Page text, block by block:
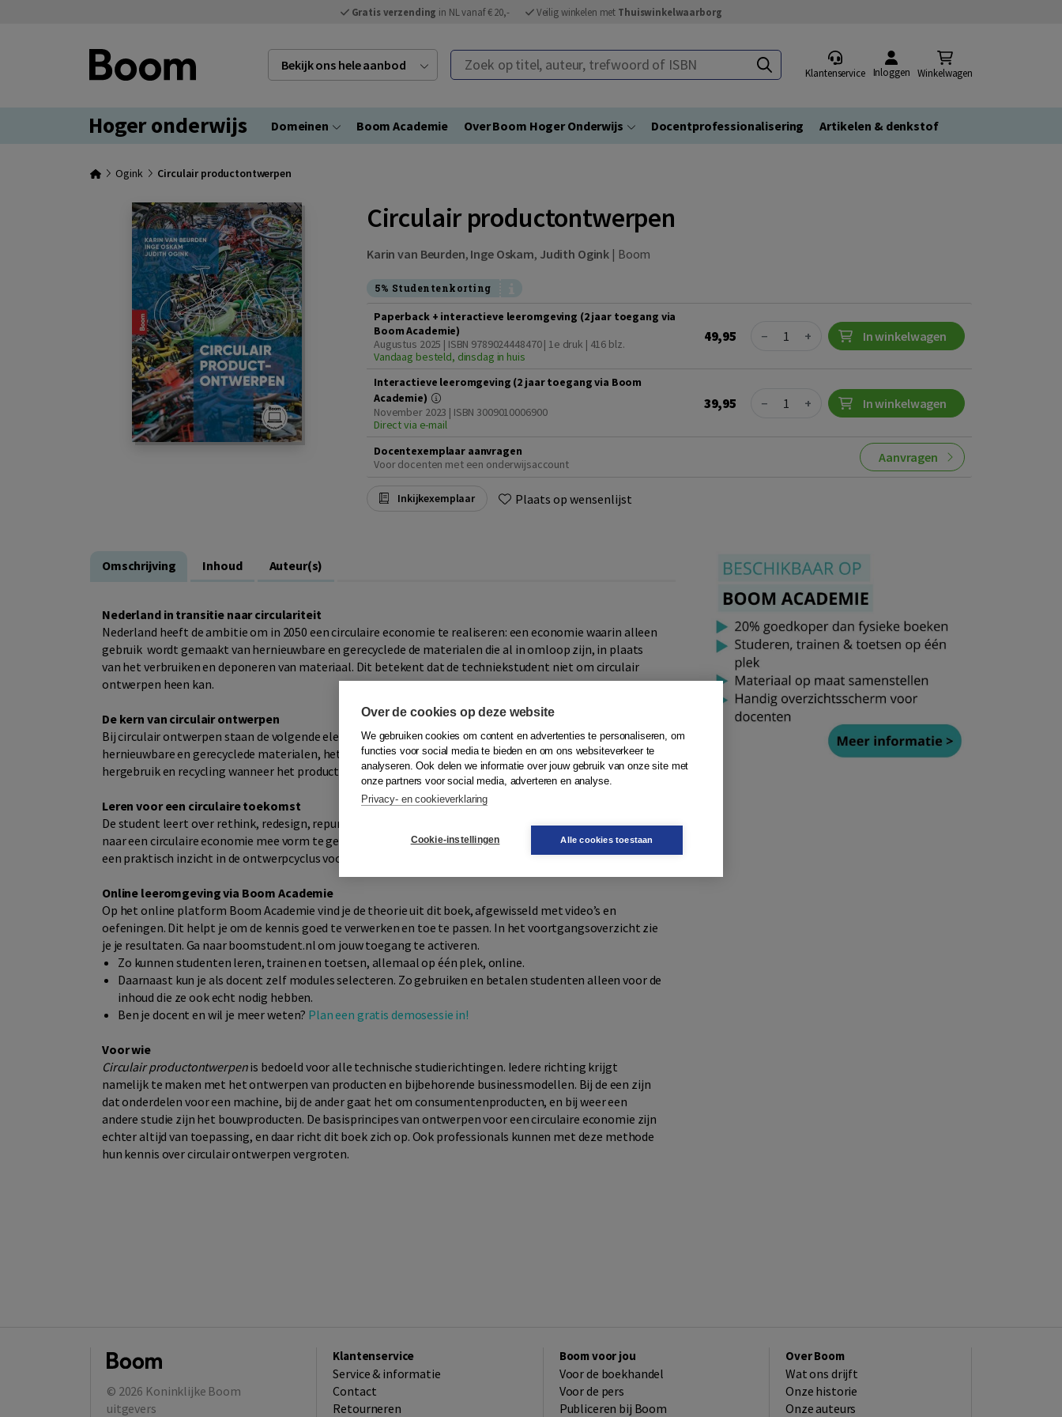
Gratis verzending in NL vanaf € 20,- Veilig winkelen met Thuiswinkelwaarborg
Bekijk ons hele aanbod Zoek op titel, auteur, trefwoord of ISBN
Klantenservice Inloggen Winkelwagen
Hoger onderwijs Domeinen Boom Academie Over Boom Hoger Onderwijs Docentprofessionalisering Artikelen & denkstof
Ogink Circulair productontwerpen
Circulair productontwerpen
Karin van Beurden, Inge Oskam, Judith Ogink | Boom
5% Studentenkorting
Paperback + interactieve leeromgeving (2 jaar toegang via
Boom Academie)
Augustus 2025 | ISBN 9789024448470 | 1e druk | 416 blz.
Vandaag besteld, dinsdag in huis
49,95 Quantity
− + In winkelwagen
Interactieve leeromgeving (2 jaar toegang via Boom
Academie)
November 2023 | ISBN 3009010006900
Direct via e-mail
39,95 Quantity
− + In winkelwagen
Docentexemplaar aanvragen
Voor docenten met een onderwijsaccount
Aanvragen
Inkijkexemplaar Plaats op wensenlijst
Omschrijving Inhoud Auteur(s)
Nederland in transitie naar circulariteit
Nederland heeft de ambitie om in 2050 een circulaire economie te realiseren: een economie waarin alleen
gebruik wordt gemaakt van hernieuwbare en gerecyclede de materialen die al in omloop zijn, in plaats
van het verbruiken en deponeren van materiaal. Dit betekent dat de techniekstudent niet om circulair
ontwerpen heen kan.
De kern van circulair ontwerpen
Bij circulair ontwerpen staan de volgende elementen centraal: de functie van het product, het gebruik van
hernieuwbare en gerecyclede materialen, het businessmodel, levensduurverlenging door reparatie,
hergebruik en recycling wanneer het product afgedankt wordt.
Leren voor een circulaire toekomst
De student leert over rethink, redesign, repurpose, recycle en krijgt praktische handvatten om de transitie
naar een circulaire economie mee vorm te geven. Aan de hand van methodes, tools en cases krijgt de lezer
een praktisch inzicht in de ontwerpcyclus voor circulariteit.
Online leeromgeving via Boom Academie
Op het online platform Boom Academie vind je de theorie uit dit boek, afgewisseld met video’s en
oefeningen. Dit helpt je om de kennis goed te verwerken en toe te passen. In het voortgangsoverzicht zie
je je resultaten. Ga naar boomstudent.nl om jouw toegang te activeren.
Zo kunnen studenten leren, trainen en toetsen, allemaal op één plek, online.
Daarnaast kun je als docent zelf modules selecteren. Zo gebruiken en betalen studenten alleen voor de
inhoud die ze ook echt nodig hebben.
Ben je docent en wil je meer weten? Plan een gratis demosessie in!​
Voor wie
Circulair productontwerpenis bedoeld voor alle technische studierichtingen. Iedere richting krijgt
namelijk te maken met het ontwerpen van producten en bijbehorende businessmodellen. Bij de een zijn
dat onderdelen voor een machine, bij de ander gaat het om consumentenproducten, en bij weer een
andere studie zijn het bouwproducten. De basisprincipes van ontwerpen voor een circulaire economie zijn
echter altijd van toepassing, en daar richt dit boek zich op. Ook professionals kunnen met deze methode
hun kennis over circulair ontwerpen vergroten.
© 2026 Koninklijke Boom
uitgevers
Klantenservice
Service & informatie
Contact
Retourneren
Boom voor jou
Voor de boekhandel
Voor de pers
Publiceren bij Boom
Over Boom
Wat ons drijft
Onze historie
Onze auteurs
Over de cookies op deze website
We gebruiken cookies om content en advertenties te personaliseren, om
functies voor social media te bieden en om ons websiteverkeer te
analyseren. Ook delen we informatie over jouw gebruik van onze site met
onze partners voor social media, adverteren en analyse.
Privacy- en cookieverklaring
Cookie-instellingen Alle cookies toestaan